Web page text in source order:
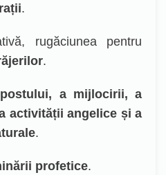
.
rugăciunea pentru
.
postului, a mijlocirii, a
activității angelice și a
.
profetice.